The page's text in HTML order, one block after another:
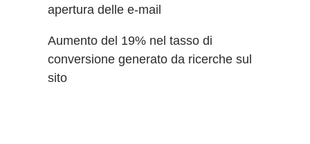
apertura delle e-mail
Aumento del 19% nel tasso di
conversione generato da ricerche sul
sito